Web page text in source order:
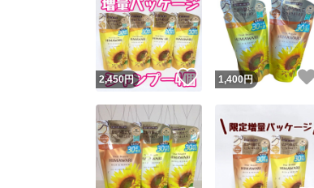
2,450円 いいね！
1,400円